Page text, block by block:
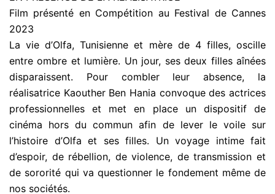
Film présenté en Compétition au Festival de Cannes
2023
La vie d’Olfa, Tunisienne et mère de 4 filles, oscille
entre ombre et lumière. Un jour, ses deux filles aînées
disparaissent. Pour combler leur absence, la
réalisatrice Kaouther Ben Hania convoque des actrices
professionnelles et met en place un dispositif de
cinéma hors du commun afin de lever le voile sur
l’histoire d’Olfa et ses filles. Un voyage intime fait
d’espoir, de rébellion, de violence, de transmission et
de sororité qui va questionner le fondement même de
nos sociétés.